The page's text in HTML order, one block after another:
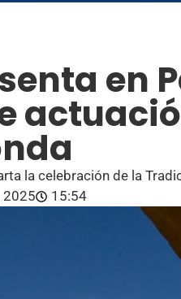
en
la celebración de la
2025 15:54